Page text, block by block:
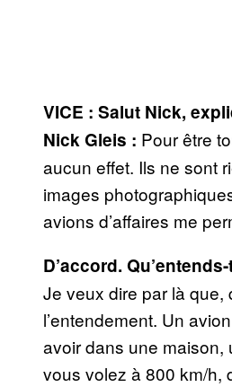
VICE : Salut Nick,
Nick Gleis : Pour être
aucun effet. Ils ne sont
images
avions d’affaires me
D’accord.
Je veux dire par là que,
l’entendement. Un
avoir dans une
vous volez à 800 km/h,